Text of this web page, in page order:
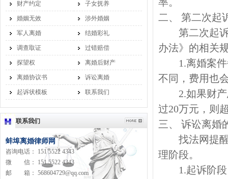
财产约定 子女抚养
婚姻无效 涉外婚姻
军人离婚 结婚彩礼
调查取证 过错赔偿
探望权 离婚后财产
离婚协议书 诉讼离婚
起诉状模板 联系我们
联系我们
蚌埠离婚律师网
咨询电话： 151 5522 4343
微 信： 151 5522 4343
邮 箱： 568604729@qq.com
二、 第二次起
第二次起诉
办法》的相关
1.离婚案件
不同，费用也
2.如果财产
过20万元，则
三、 诉讼离婚
找法网提醒
理阶段。
1.起诉阶段